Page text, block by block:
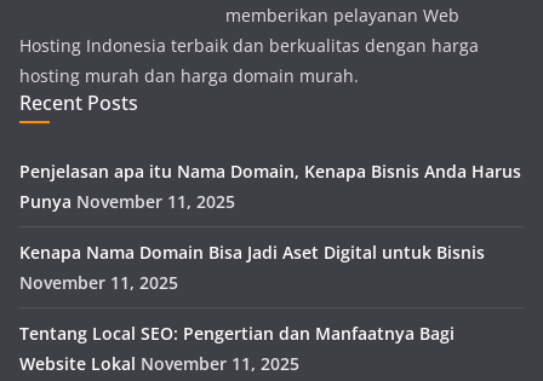
memberikan pelayanan Web
Hosting Indonesia terbaik dan berkualitas dengan harga
hosting murah dan harga domain murah.
Recent Posts
Penjelasan apa itu Nama Domain, Kenapa Bisnis Anda Harus
Punya November 11, 2025
Kenapa Nama Domain Bisa Jadi Aset Digital untuk Bisnis
November 11, 2025
Tentang Local SEO: Pengertian dan Manfaatnya Bagi
Website Lokal November 11, 2025